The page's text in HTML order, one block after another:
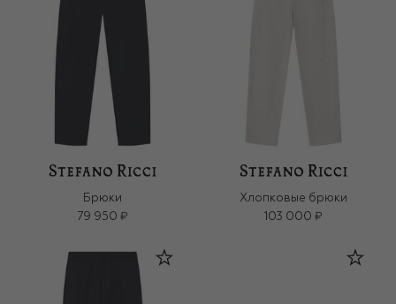
Брюки
79 950 ₽
Хлопковые брюки
103 000 ₽